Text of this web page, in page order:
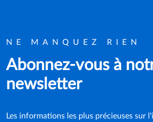
NE MANQUEZ RIEN
Abonnez-vous à
newsletter
Les informations les plus précieuses sur